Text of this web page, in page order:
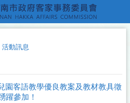
活動訊息
園客語教學優良教案及教材教具徵
躍參加！